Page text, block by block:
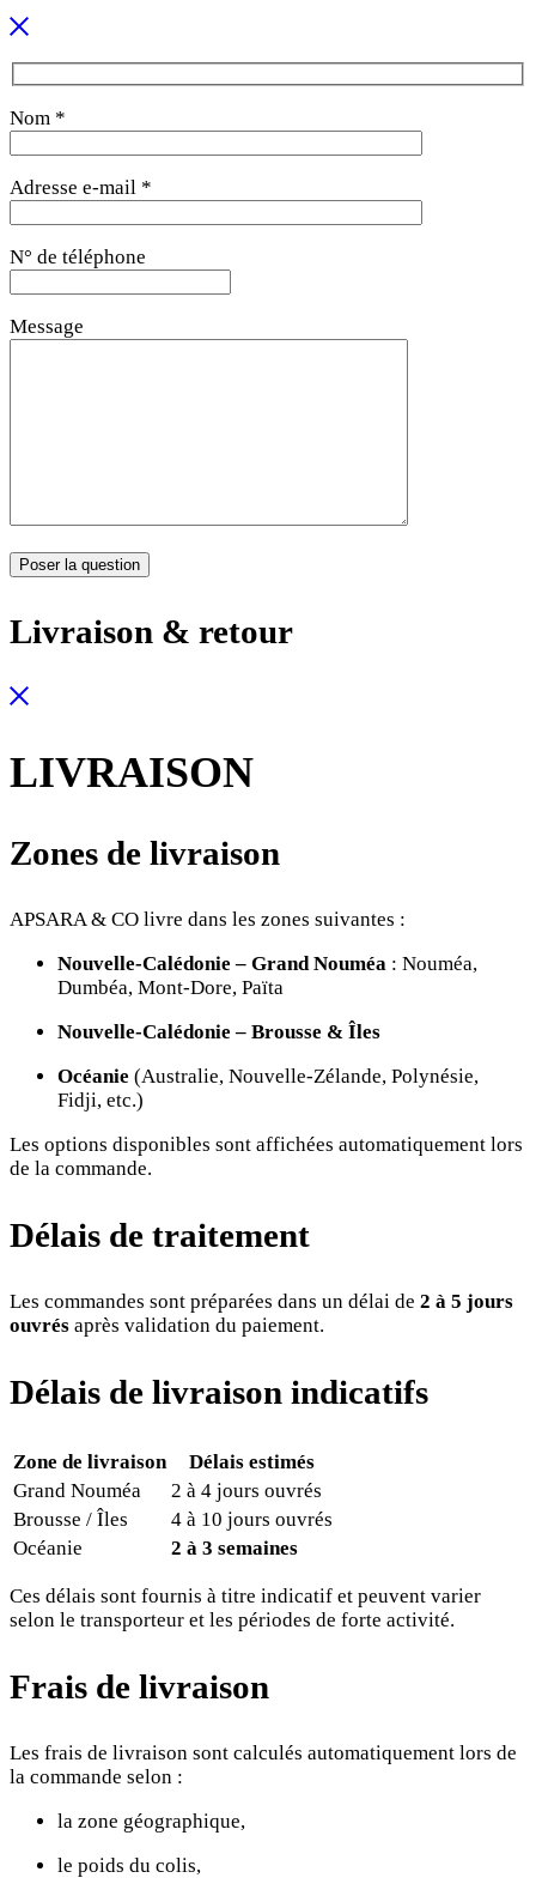
Nom *
Adresse e-mail *
N° de téléphone
Message
Livraison & retour
LIVRAISON
Zones de livraison
APSARA & CO livre dans les zones suivantes :
Nouvelle-Calédonie – Grand Nouméa : Nouméa,
Dumbéa, Mont-Dore, Païta
Nouvelle-Calédonie – Brousse & Îles
Océanie (Australie, Nouvelle-Zélande, Polynésie,
Fidji, etc.)
Les options disponibles sont affichées automatiquement lors
de la commande.
Délais de traitement
Les commandes sont préparées dans un délai de 2 à 5 jours
ouvrés après validation du paiement.
Délais de livraison indicatifs
Zone de livraison
Délais estimés
Grand Nouméa
2 à 4 jours ouvrés
Brousse / Îles
4 à 10 jours ouvrés
Océanie
2 à 3 semaines
Ces délais sont fournis à titre indicatif et peuvent varier
selon le transporteur et les périodes de forte activité.
Frais de livraison
Les frais de livraison sont calculés automatiquement lors de
la commande selon :
la zone géographique,
le poids du colis,